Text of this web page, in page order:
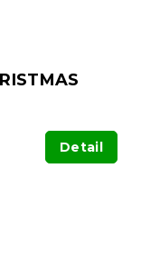
Detail